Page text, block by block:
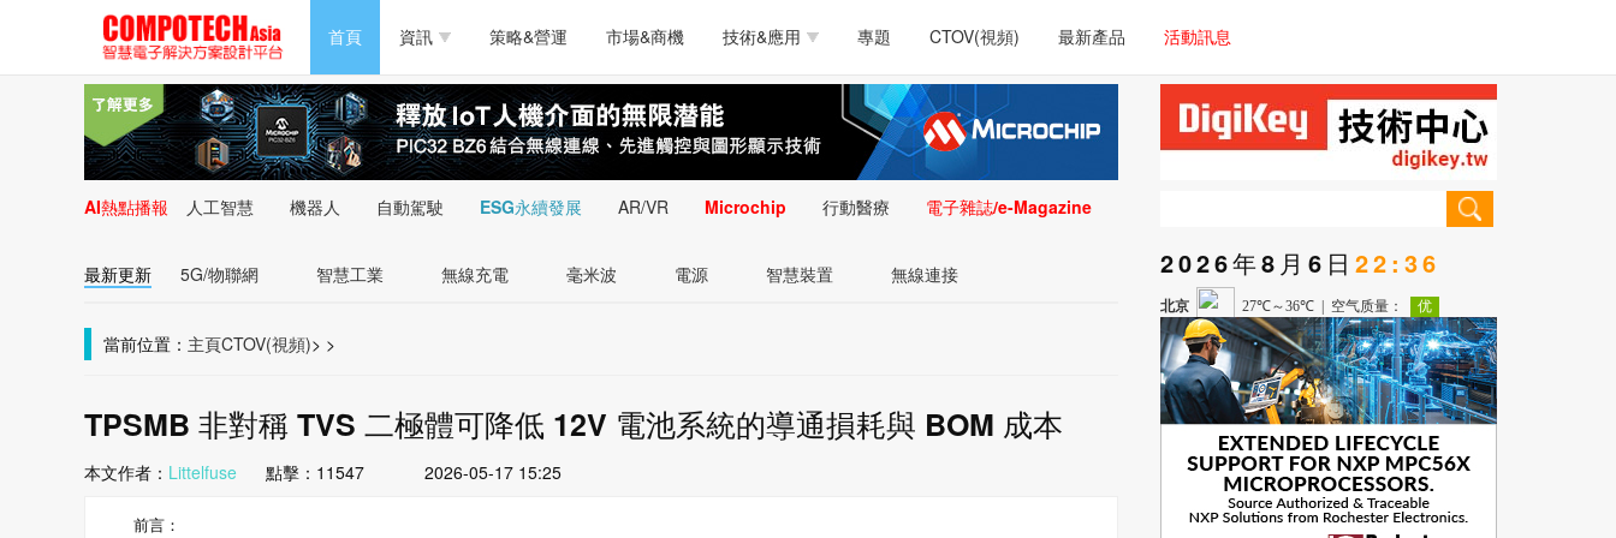
首頁 資訊
半導體/零組件 測試量測
PC/周邊 軟體/工具 醫療電子
新能源 人工智慧 安防監控
策略&營運 市場&商機 技術&應用
電源技術
醫療電子 通訊&網路
類比技術 LED/照明技術 微處理器/微控制器
嵌入技術 感測技術
專題 CTOV(視頻) 最新產品 活動訊息
PC/周邊 軟體/工具 醫療電子
新能源 人工智慧 安防監控
醫療電子 通訊&網路 介面技術
類比技術 LED/照明技術 微處理器/微控制器
嵌入技術 感測技術 量測儀器
智慧型視覺影像/監
控技術
AI熱點播報 人工智慧 機器人 自動駕駛 ESG永續發展 AR/VR Microchip 行動醫療 電子雜誌/e-Magazine
最新更新 5G/物聯網 智慧工業 無線充電 毫米波 電源 智慧裝置 無線連接
當前位置： 主頁 >
CTOV(視頻) >
TPSMB 非對稱 TVS 二極體可降低 12V 電池系統的導通損耗與 BOM 成本
本文作者： Littelfuse點擊： 11547 2026-05-17 15:25
前言：
2026年8月6日 22:36